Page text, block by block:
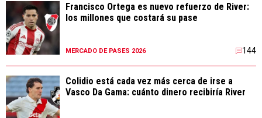
Francisco Ortega es nuevo refuerzo de River:
los millones que costará su pase
MERCADO DE PASES 2026 144
Colidio está cada vez más cerca de irse a
Vasco Da Gama: cuánto dinero recibiría River